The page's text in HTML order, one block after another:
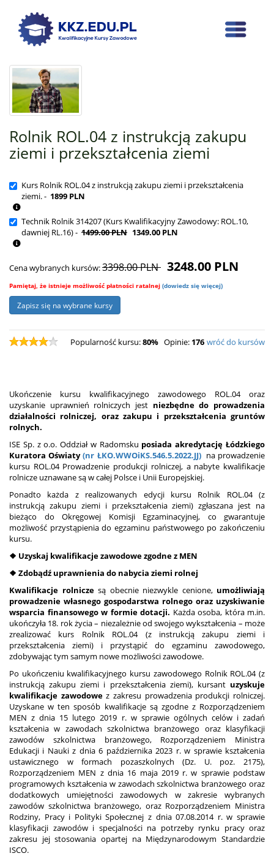
Rolnik ROL.04 z instrukcją zakupu
ziemi i przekształcenia ziemi
Kurs Rolnik ROL.04 z instrukcją zakupu ziemi i przekształcenia
ziemi. - 1899 PLN
Technik Rolnik 314207 (Kurs Kwalifikacyjny Zawodowy: ROL.10,
dawniej RL.16) - 1499.00 PLN 1349.00 PLN
Cena wybranych kursów:3398.00 PLN 3248.00 PLN
Pamiętaj, że istnieje możliwość płatności ratalnej (dowiedz się więcej)
Popularność kursu:80% Opinie: 176 wróć do kursów
Ukończenie kursu kwalifikacyjnego zawodowego ROL.04 oraz
uzyskanie uprawnień rolniczych jest niezbędne do prowadzenia
działalności rolniczej, oraz zakupu i przekształcenia gruntów
rolnych.
ISE Sp. z o.o. Oddział w Radomsku posiada akredytację Łódzkiego
Kuratora Oświaty(nr ŁKO.WWOiKS.546.5.2022.JJ) na prowadzenie
kursu ROL.04 Prowadzenie produkcji rolniczej, a nabyte kwalifikacje
rolnicze uznawane są w całej Polsce i Unii Europejskiej.
Ponadto każda z realizowanych edycji kursu Rolnik ROL.04 (z
instrukcją zakupu ziemi i przekształcenia ziemi) zgłaszana jest na
bieżąco do Okręgowej Komisji Egzaminacyjnej, co gwarantuje
możliwość przystąpienia do egzaminu państwowego po zakończeniu
kursu.
❖ Uzyskaj kwalifikacje zawodowe zgodne z MEN
❖ Zdobądź uprawnienia do nabycia ziemi rolnej
Kwalifikacje rolniczesą obecnie niezwykle cenione, umożliwiają
prowadzenie własnego gospodarstwa rolnego oraz uzyskiwanie
wsparcia finansowego w formie dotacji. Każda osoba, która m.in.
ukończyła 18. rok życia – niezależnie od swojego wykształcenia – może
zrealizować kurs Rolnik ROL.04 (z instrukcją zakupu ziemi i
przekształcenia ziemi) i przystąpić do egzaminu zawodowego,
zdobywając tym samym nowe możliwości zawodowe.
Po ukończeniu kwalifikacyjnego kursu zawodowego Rolnik ROL.04 (z
instrukcją zakupu ziemi i przekształcenia ziemi), kursant uzyskuje
kwalifikacje zawodowez zakresu prowadzenia produkcji rolniczej.
Uzyskane w ten sposób kwalifikacje są zgodne z Rozporządzeniem
MEN z dnia 15 lutego 2019 r. w sprawie ogólnych celów i zadań
kształcenia w zawodach szkolnictwa branżowego oraz klasyfikacji
zawodów szkolnictwa branżowego, Rozporządzeniem Ministra
Edukacji i Nauki z dnia 6 października 2023 r. w sprawie kształcenia
ustawicznego w formach pozaszkolnych (Dz. U. poz. 2175),
Rozporządzeniem MEN z dnia 16 maja 2019 r. w sprawie podstaw
programowych kształcenia w zawodach szkolnictwa branżowego oraz
dodatkowych umiejętności zawodowych w zakresie wybranych
zawodów szkolnictwa branżowego, oraz Rozporządzeniem Ministra
Rodziny, Pracy i Polityki Społecznej z dnia 07.08.2014 r. w sprawie
klasyfikacji zawodów i specjalności na potrzeby rynku pracy oraz
zakresu jej stosowania opartej na Międzynarodowym Standardzie
ISCO.